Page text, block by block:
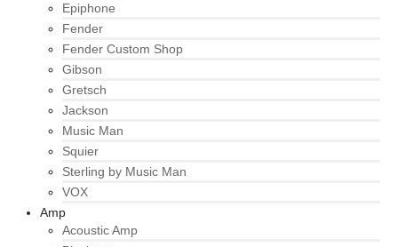
Epiphone
Fender
Fender Custom Shop
Gibson
Gretsch
Jackson
Music Man
Squier
Sterling by Music Man
VOX
Amp
Acoustic Amp